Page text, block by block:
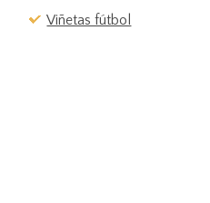
Viñetas fútbol